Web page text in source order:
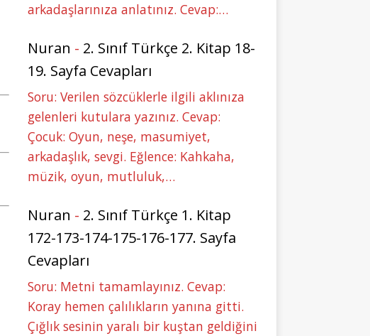
arkadaşlarınıza anlatınız. Cevap:…
Nuran - 2. Sınıf Türkçe 2. Kitap 18-
19. Sayfa Cevapları
Soru: Verilen sözcüklerle ilgili aklınıza
gelenleri kutulara yazınız. Cevap:
Çocuk: Oyun, neşe, masumiyet,
arkadaşlık, sevgi. Eğlence: Kahkaha,
müzik, oyun, mutluluk,…
Nuran - 2. Sınıf Türkçe 1. Kitap
172-173-174-175-176-177. Sayfa
Cevapları
Soru: Metni tamamlayınız. Cevap:
Koray hemen çalılıkların yanına gitti.
Çığlık sesinin yaralı bir kuştan geldiğini